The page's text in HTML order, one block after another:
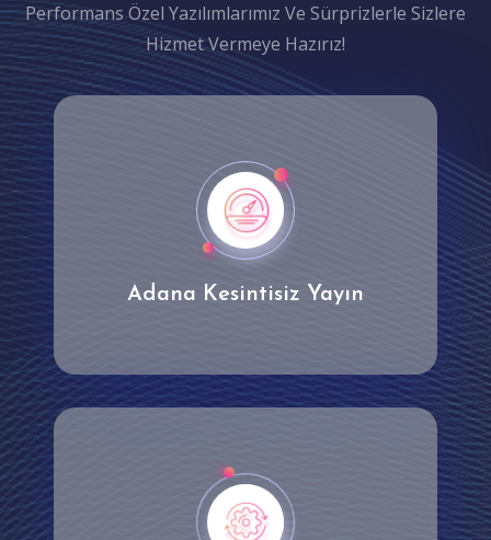
Performans Özel Yazılımlarımız Ve Sürprizlerle Sizlere
Hizmet Vermeye Hazırız!
Adana Kesintisiz Yayın